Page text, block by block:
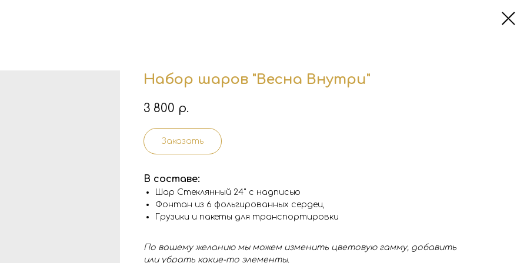
Набор шаров "Весна Внутри"
3 800 р.
Заказать
В составе:
Шар Стеклянный 24" с надписью
Фонтан из 6 фольгированных сердец
Грузики и пакеты для транспортировки
По вашему желанию мы можем изменить цветовую гамму, добавить
или убрать какие-то элементы.